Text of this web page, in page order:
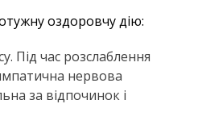
оздоровчу дію:
Під час розслаблення
нервова
за відпочинок і